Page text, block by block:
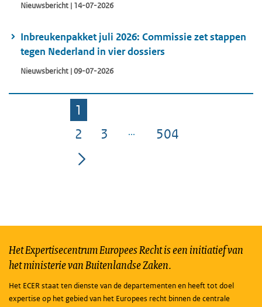
Nieuwsbericht | 14-07-2026
Inbreukenpakket juli 2026: Commissie zet stappen
tegen Nederland in vier dossiers
Nieuwsbericht | 09-07-2026
Pagina
1
Pagina
2 Pagina
3 Pagina
504
Het Expertisecentrum Europees Recht is een initiatief van
het ministerie van Buitenlandse Zaken.
Het ECER staat ten dienste van de departementen en heeft tot doel
expertise op het gebied van het Europees recht binnen de centrale